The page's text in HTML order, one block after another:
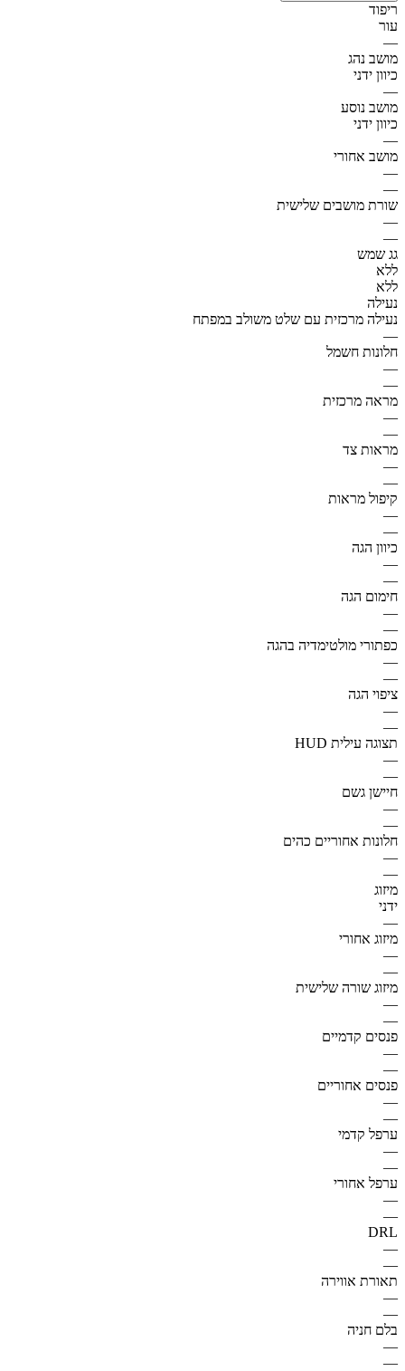
ריפוד
עור
—
מושב נהג
כיוון ידני
—
מושב נוסע
כיוון ידני
—
מושב אחורי
—
—
שורת מושבים שלישית
—
—
גג שמש
ללא
ללא
נעילה
נעילה מרכזית עם שלט משולב במפתח
—
חלונות חשמל
—
—
מראה מרכזית
—
—
מראות צד
—
—
קיפול מראות
—
—
כיוון הגה
—
—
חימום הגה
—
—
כפתורי מולטימדיה בהגה
—
—
ציפוי הגה
—
—
תצוגה עילית HUD
—
—
חיישן גשם
—
—
חלונות אחוריים כהים
—
—
מיזוג
ידני
—
מיזוג אחורי
—
—
מיזוג שורה שלישית
—
—
פנסים קדמיים
—
—
פנסים אחוריים
—
—
ערפל קדמי
—
—
ערפל אחורי
—
—
DRL
—
—
תאורת אווירה
—
—
בלם חניה
—
—